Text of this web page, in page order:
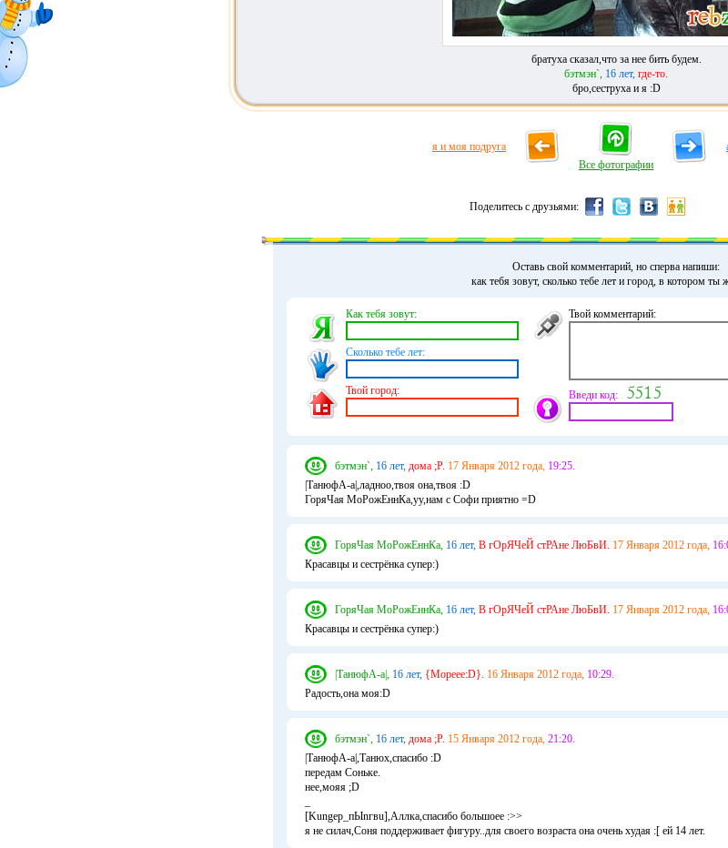
братуха сказал,что за нее бить будем.
бэтмэн`, 16 лет, где-то.
бро,сеструха и я :D
я и моя подруга
Все фотографии
Поделитесь с друзьями:
Оставь свой комментарий, но сперва напиши:
как тебя зовут, сколько тебе лет и город, в котором ты
Как тебя зовут:
Сколько тебе лет:
Твой город:
Твой комментарий:
Введи код:
бэтмэн`, 16 лет, дома ;P. 17 Января 2012 года, 19:25.
|ТанюфА-а|,ладноо,твоя она,твоя :D
ГоряЧая МоРожЕннКа,уу,нам с Софи приятно =D
ГоряЧая МоРожЕннКа, 16 лет, В гОрЯЧеЙ стРАне ЛюБвИ. 17 Января 2012 года,
Красавцы и сестрёнка супер:)
ГоряЧая МоРожЕннКа, 16 лет, В гОрЯЧеЙ стРАне ЛюБвИ. 17 Января 2012 года,
Красавцы и сестрёнка супер:)
|ТанюфА-а|, 16 лет, {Мореее:D}. 16 Января 2012 года, 10:29.
Радость,она моя:D
бэтмэн`, 16 лет, дома ;P. 15 Января 2012 года, 21:20.
|ТанюфА-а|,Танюх,спасибо :D
передам Соньке.
нее,мояя ;D
[Kungep_пЫnгвu],Аллка,спасибо большоее :>>
я не силач,Соня поддерживает фигуру..для своего возраста она очень худая :[ ей 14 лет.